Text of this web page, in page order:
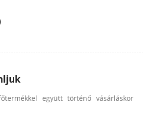
együtt történő vásárláskor